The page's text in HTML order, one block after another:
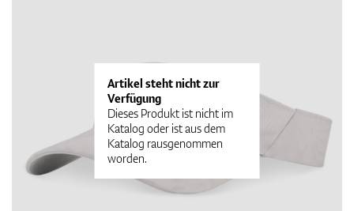
Golfschläger
Bekleidung
Artikel steht nicht zur
Verfügung
Dieses Produkt ist nicht im
Katalog oder ist aus dem
Katalog rausgenommen
worden.